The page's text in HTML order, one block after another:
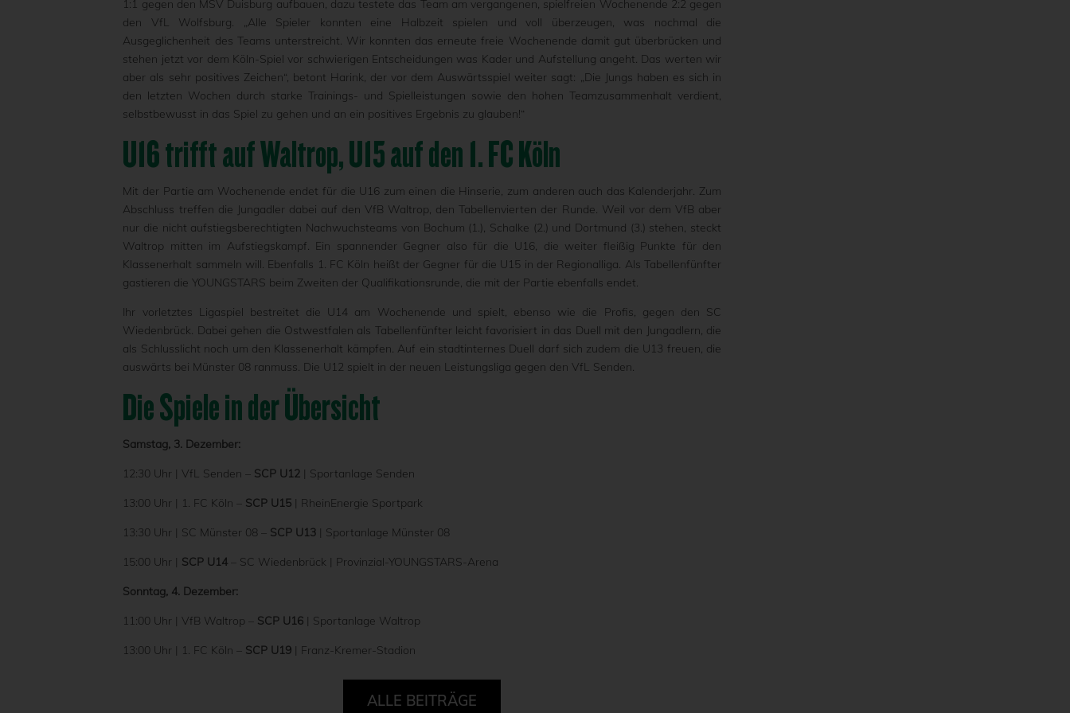
1:1 gegen den MSV Duisburg aufbauen, dazu testete das Team am vergangenen, spielfreien Wochenende 2:2 gegen
den VfL Wolfsburg. „Alle Spieler konnten eine Halbzeit spielen und voll überzeugen, was nochmal die
Ausgeglichenheit des Teams unterstreicht. Wir konnten das erneute freie Wochenende damit gut überbrücken und
stehen jetzt vor dem Köln-Spiel vor schwierigen Entscheidungen was Kader und Aufstellung angeht. Das werten wir
aber als sehr positives Zeichen“, betont Harink, der vor dem Auswärtsspiel weiter sagt: „Die Jungs haben es sich in
den letzten Wochen durch starke Trainings- und Spielleistungen sowie den hohen Teamzusammenhalt verdient,
selbstbewusst in das Spiel zu gehen und an ein positives Ergebnis zu glauben!“
U16 trifft auf Waltrop, U15 auf den 1. FC Köln
Mit der Partie am Wochenende endet für die U16 zum einen die Hinserie, zum anderen auch das Kalenderjahr. Zum
Abschluss treffen die Jungadler dabei auf den VfB Waltrop, den Tabellenvierten der Runde. Weil vor dem VfB aber
nur die nicht aufstiegsberechtigten Nachwuchsteams von Bochum (1.), Schalke (2.) und Dortmund (3.) stehen, steckt
Waltrop mitten im Aufstiegskampf. Ein spannender Gegner also für die U16, die weiter fleißig Punkte für den
Klassenerhalt sammeln will. Ebenfalls 1. FC Köln heißt der Gegner für die U15 in der Regionalliga. Als Tabellenfünfter
gastieren die YOUNGSTARS beim Zweiten der Qualifikationsrunde, die mit der Partie ebenfalls endet.
Ihr vorletztes Ligaspiel bestreitet die U14 am Wochenende und spielt, ebenso wie die Profis, gegen den SC
Wiedenbrück. Dabei gehen die Ostwestfalen als Tabellenfünfter leicht favorisiert in das Duell mit den Jungadlern, die
als Schlusslicht noch um den Klassenerhalt kämpfen. Auf ein stadtinternes Duell darf sich zudem die U13 freuen, die
auswärts bei Münster 08 ranmuss. Die U12 spielt in der neuen Leistungsliga gegen den VfL Senden.
Die Spiele in der Übersicht
Samstag, 3. Dezember:
12:30 Uhr | VfL Senden – SCP U12 | Sportanlage Senden
13:00 Uhr | 1. FC Köln – SCP U15 | RheinEnergie Sportpark
13:30 Uhr | SC Münster 08 – SCP U13 | Sportanlage Münster 08
15:00 Uhr | SCP U14 – SC Wiedenbrück | Provinzial-YOUNGSTARS-Arena
Sonntag, 4. Dezember:
11:00 Uhr | VfB Waltrop – SCP U16 | Sportanlage Waltrop
13:00 Uhr | 1. FC Köln – SCP U19 | Franz-Kremer-Stadion
ALLE BEITRÄGE